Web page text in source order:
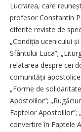
Lucrarea, care
profesor Constantin
diferite reviste de
„Condiția ucenicului
Sfântului Luca”;
relatarea despre cei
comunității
„Forme de
Apostolilor”;
Faptelor Apostolilor”;
convertire în Faptele